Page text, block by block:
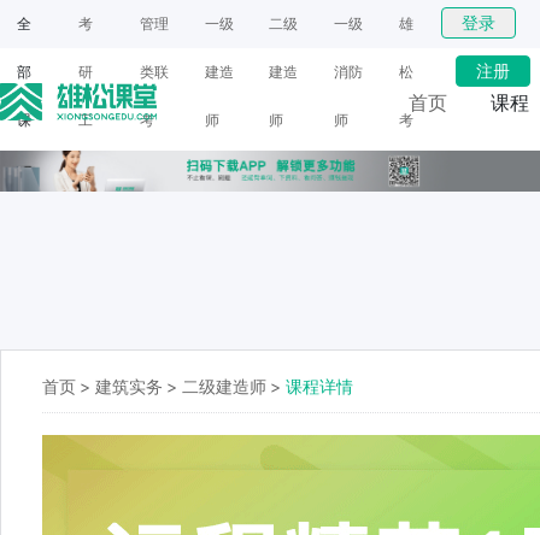
全
部
课
程
考
研
工
具
管理
类联
考
一级
建造
师
二级
建造
师
一级
消防
师
雄
松
考
研
登录
注册
首页 课程
首页 > 建筑实务 > 二级建造师 > 课程详情